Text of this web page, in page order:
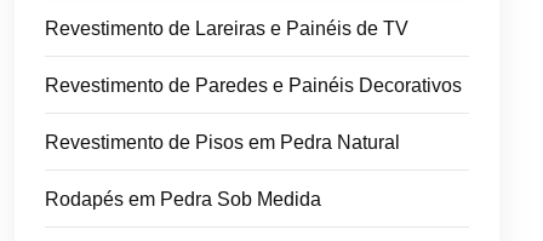
Revestimento de Lareiras e Painéis de TV
Revestimento de Paredes e Painéis Decorativos
Revestimento de Pisos em Pedra Natural
Rodapés em Pedra Sob Medida